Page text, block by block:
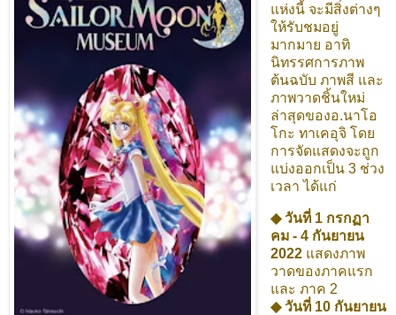
แห่งนี้ จะมีสิ่งต่างๆ
ให้รับชมอยู่
มากมาย อาทิ
นิทรรศการภาพ
ต้นฉบับ ภาพสี และ
ภาพวาดชิ้นใหม่
ล่าสุดของอ.นาโอ
โกะ ทาเคอุจิ โดย
การจัดแสดงจะถูก
แบ่งออกเป็น 3 ช่วง
เวลา ได้แก่
◆ วันที่ 1 กรกฏา
คม - 4 กันยายน
2022 แสดงภาพ
วาดของภาคแรก
และ ภาค 2
◆ วันที่ 10 กันยายน